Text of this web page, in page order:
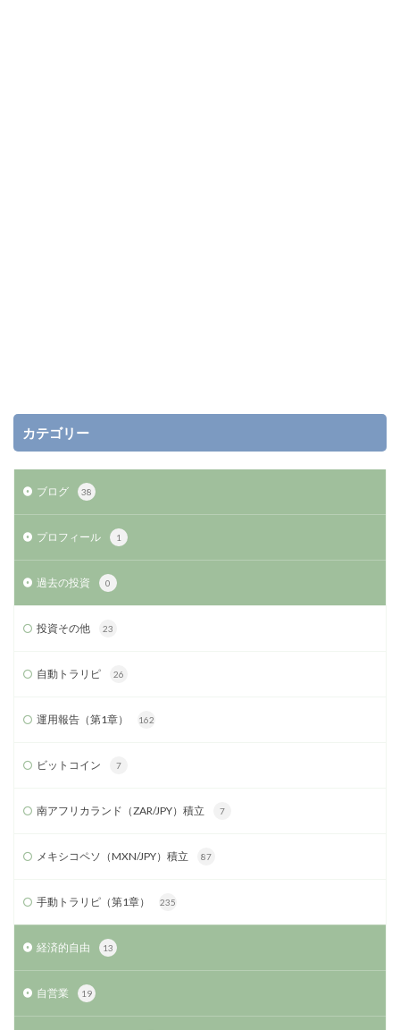
カテゴリー
ブログ 38
プロフィール 1
過去の投資 0
投資その他 23
自動トラリピ 26
運用報告（第1章） 162
ビットコイン 7
南アフリカランド（ZAR/JPY）積立 7
メキシコペソ（MXN/JPY）積立 87
手動トラリピ（第1章） 235
経済的自由 13
自営業 19